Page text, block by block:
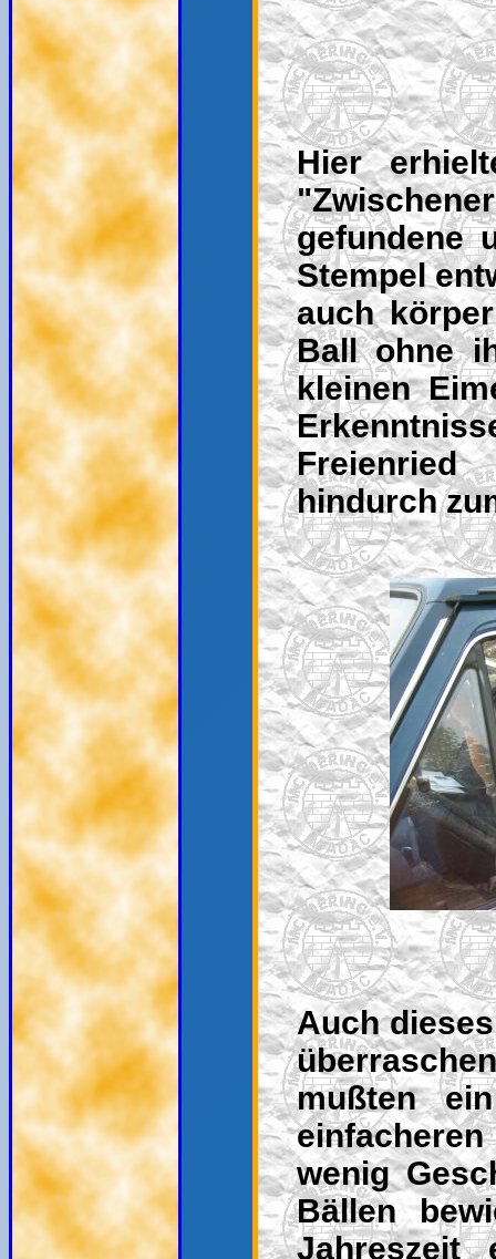
Hier
gefundene
Stempel
auch
Ball ohne
kleinen
hindurch
Auch
mußten
wenig
Bällen
Jahreszeit